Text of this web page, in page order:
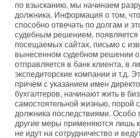
по взысканию, мы начинаем
должника. Информация о том,
способно отвечать по долгам и
судебным решением, появляется
посещаемых сайтах, письмо с
вынесенном судебном решении о
отправляется в банк клиента, в
экспедиторские компании и т.д.
причем с указанием имен
бухгалтеров, начинают жить в
самостоятельной жизнью, порой
должника последствиями. Особо
другие меры применяются лишь
не идут на сотрудничество и